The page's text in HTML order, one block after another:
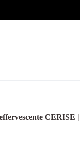
CERISE